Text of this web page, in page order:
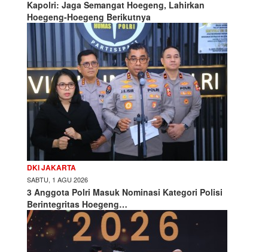
Kapolri: Jaga Semangat Hoegeng, Lahirkan
Hoegeng-Hoegeng Berikutnya
DKI JAKARTA
SABTU, 1 AGU 2026
3 Anggota Polri Masuk Nominasi Kategori Polisi
Berintegritas Hoegeng…